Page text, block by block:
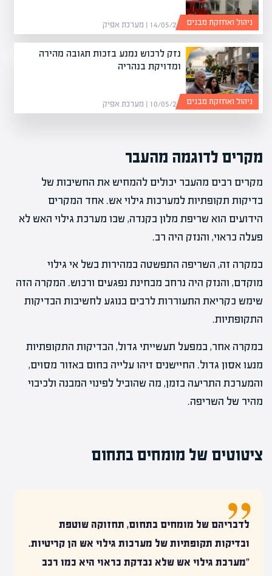
14/05/26 | מערכת אפיק ניהול ואחזקת מבנים
נזק לרכוש נמנע בזכות תגובה מהירה
ומדויקת בנהריה
10/05/26 | מערכת אפיק ניהול ואחזקת מבנים
מקרים לדוגמה מהעבר
מקרים רבים מהעבר יכולים להמחיש את החשיבות של
בדיקות תקופתיות למערכות גילוי אש. אחד המקרים
הידועים הוא שריפת מלון בקנדה, שבו מערכת גילוי האש לא
פעלה כראוי, והנזק היה רב.
במקרה זה, השריפה התפשטה במהירות בשל אי גילוי
מוקדם, והנזק היה נרחב מבחינת נפגעים ורכוש. המקרה הזה
שימש כקריאת התעוררות לרבים בנוגע לחשיבות הבדיקות
התקופתיות.
במקרה אחר, במפעל תעשייתי גדול, הבדיקות התקופתיות
מנעו אסון גדול. החיישנים זיהו עלייה בחום באזור מסוים,
והמערכת התריעה בזמן, מה שהוביל לפינוי המבנה ולכיבוי
מהיר של השריפה.
ציטוטים של מומחים בתחום
לדבריהם של מומחים בתחום, תחזוקה שוטפת
ובדיקות תקופתיות של מערכות גילוי אש הן קריטיות.
"מערכת גילוי אש שלא נבדקת כראוי היא כמו רכב